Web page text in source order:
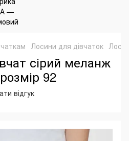
Лосини для дівчаток
сірий меланж
92
відгук